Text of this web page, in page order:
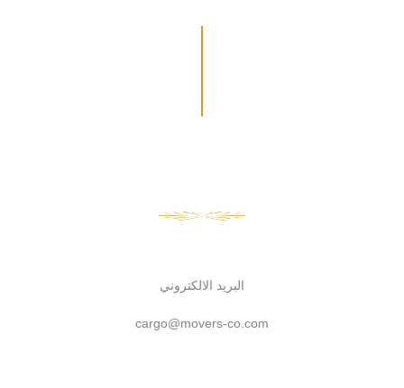
البريد الالكتروني
cargo@movers-co.com